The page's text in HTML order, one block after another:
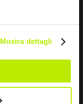
Mostra dettagli
DESCOBRIR